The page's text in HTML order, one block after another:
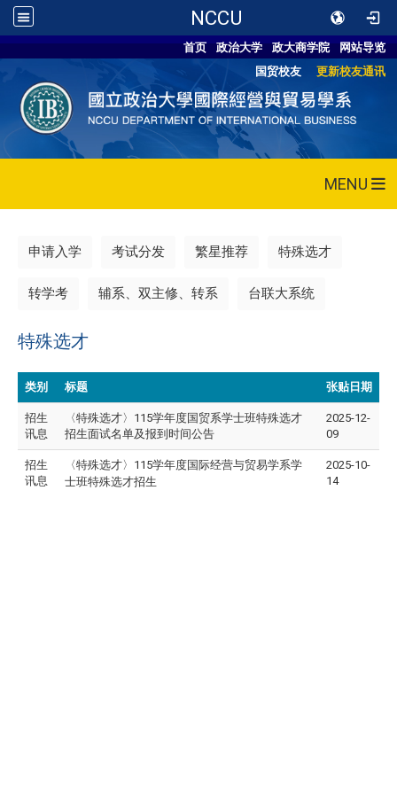
NCCU
首页 政治大学 政大商学院
网站导览
国贸校友
更新校友通讯
MENU
申请入学 考试分发 繁星推荐 特殊选才
转学考 辅系、双主修、转系 台联大系统
特殊选才
类别 标题 张贴日期
招生
讯息
〈特殊选才〉115学年度国贸系学士班特殊选才
招生面试名单及报到时间公告
2025-12-
09
招生
讯息
〈特殊选才〉 115学年度国际经营与贸易学系学
士班特殊选才招生
2025-10-
14